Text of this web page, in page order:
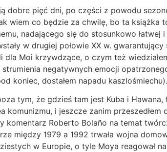
dobre pięć dni, po części z powodu
co będzie za chwilę, bo ta książka
nadającego się do stosunkowo
w drugiej połowie XX w.
Moi krzywdzące, o czym też
negatywnych emocji
pod koniec, dostałem napadu
tym, że gdzieś tam jest Kuba i
i jeszcze zanim
Roberto Bolaño na temat
między 1979 a 1992 trwała wojna
w Europie, o tyle Moya reagował